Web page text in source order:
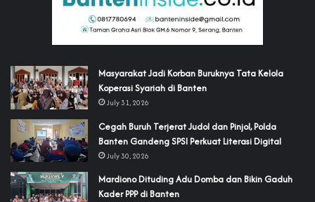
‎Masyarakat Jadi Korban Buruknya Tata Kelola
Koperasi Syariah di Banten
July 31, 2026
Cegah Buruh Terjerat Judol dan Pinjol, Polda
Banten Gandeng SPSI Perkuat Literasi Digital
July 30, 2026
‎Mardiono Dituding Adu Domba dan Bikin Gaduh
Kader PPP di Banten